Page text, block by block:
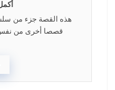
هذه القصة جزء من
قصصا أخرى من نفس